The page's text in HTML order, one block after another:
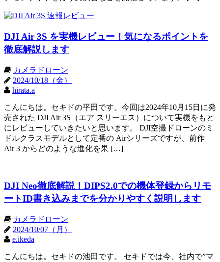
DJI Air 3S を実機レビュー！気になるポイントを
徹底解説します
カメラドローン
2024/10/18（金）
hirata.a
こんにちは。セキドの平田です。今回は2024年10月15日に発
売された DJI Air 3S（エア スリーエス）について実機をもと
にレビューしていきたいと思います。 DJI空撮ドローンのミ
ドルクラスモデルとして定番の Airシリーズですが、前作
Air 3 からどのような進化を果 […]
DJI Neo徹底解説！DIPS2.0での機体登録からリモ
ートID書き込みまでを分かりやすく説明します
カメラドローン
2024/10/07（月）
e.ikeda
こんにちは。セキドの池田です。 セキドでは今、社内で”マ